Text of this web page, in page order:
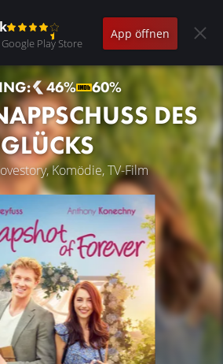
Play Store
App öffnen
46% 60%
DES
GLÜCKS
Komödie, TV-Film